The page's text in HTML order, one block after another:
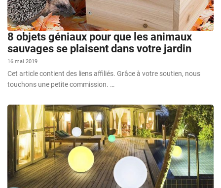
8 objets géniaux pour que les animaux
sauvages se plaisent dans votre jardin
16 mai 2019
Cet article contient des liens affiliés. Grâce à votre soutien, nous
touchons une petite commission. …